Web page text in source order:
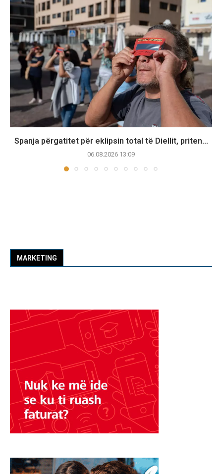
Spanja përgatitet për eklipsin total të Diellit, priten...
06.08.2026 13:09
MARKETING